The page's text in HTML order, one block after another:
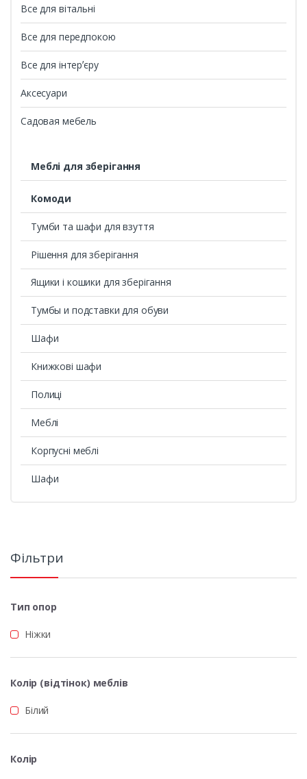
Все для вітальні
Все для передпокою
Все для інтерʼєру
Аксесуари
Садовая мебель
Меблі для зберігання
Комоди
Тумби та шафи для взуття
Рішення для зберігання
Ящики і кошики для зберігання
Тумбы и подставки для обуви
Шафи
Книжкові шафи
Полиці
Меблі
Корпусні меблі
Шафи
Фільтри
Тип опор
Ніжки
Колір (відтінок) меблів
Білий
Колір